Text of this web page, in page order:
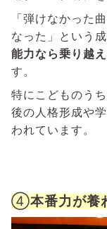
「弾けなかった
なった」という
能力なら乗り越
す。
特にこどものう
後の人格形成や
われています。
④本番力が養